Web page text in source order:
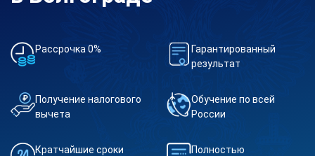
Рассрочка 0%
Гарантированный
результат
Получение налогового
вычета
Обучение по всей
России
Кратчайшие сроки
Полностью